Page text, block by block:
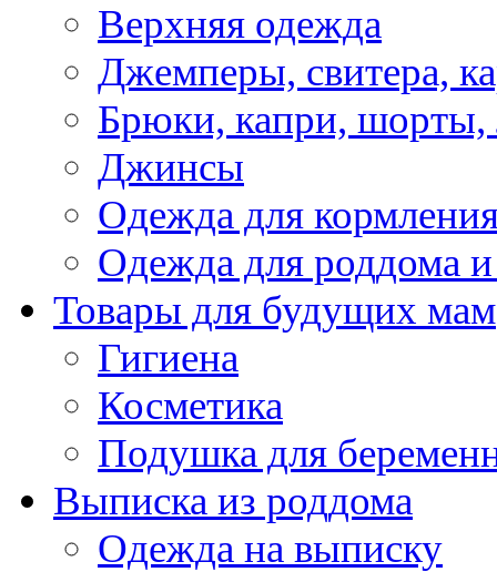
Верхняя одежда
Джемперы, свитера,
Брюки, капри, шорты,
Джинсы
Одежда для
Одежда для роддома
Товары для будущих мам
Гигиена
Косметика
Подушка для
Выписка из роддома
Одежда на выписку